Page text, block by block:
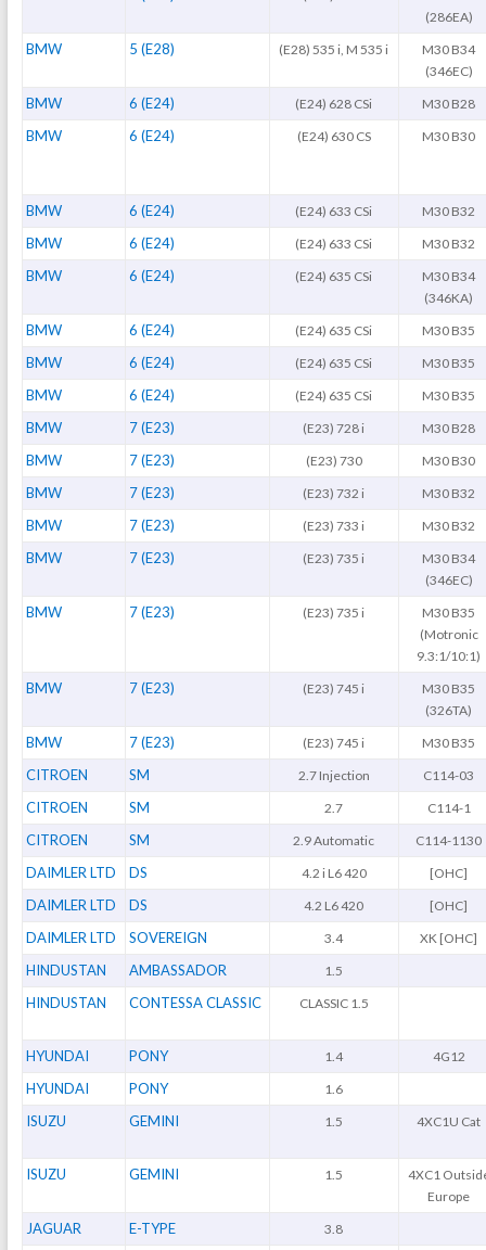
(286EA)
BMW 5 (E28) (E28) 535 i, M 535 i
M30 B34
(346EC)
BMW 6 (E24) (E24) 628 CSi M30 B28
BMW 6 (E24) (E24) 630 CS M30 B30
BMW 6 (E24) (E24) 633 CSi M30 B32
BMW 6 (E24) (E24) 633 CSi M30 B32
BMW 6 (E24) (E24) 635 CSi
M30 B34
(346KA)
BMW 6 (E24) (E24) 635 CSi M30 B35
BMW 6 (E24) (E24) 635 CSi M30 B35
BMW 6 (E24) (E24) 635 CSi M30 B35
BMW 7 (E23) (E23) 728 i M30 B28
BMW 7 (E23) (E23) 730 M30 B30
BMW 7 (E23) (E23) 732 i M30 B32
BMW 7 (E23) (E23) 733 i M30 B32
BMW 7 (E23) (E23) 735 i
M30 B34
(346EC)
BMW 7 (E23) (E23) 735 i
M30 B35
(Motronic
9.3:1/10:1)
BMW 7 (E23) (E23) 745 i
M30 B35
(326TA)
BMW 7 (E23) (E23) 745 i M30 B35
CITROEN SM 2.7 Injection C114-03
CITROEN SM 2.7 C114-1
CITROEN SM 2.9 Automatic C114-1130
DAIMLER LTD DS 4.2 i L6 420 [OHC]
DAIMLER LTD DS 4.2 L6 420 [OHC]
DAIMLER LTD SOVEREIGN 3.4 XK [OHC]
HINDUSTAN AMBASSADOR 1.5
HINDUSTAN CONTESSA CLASSIC CLASSIC 1.5
HYUNDAI PONY 1.4 4G12
HYUNDAI PONY 1.6
ISUZU GEMINI 1.5 4XC1U Cat
ISUZU GEMINI 1.5
4XC1
Europe
JAGUAR E-TYPE 3.8